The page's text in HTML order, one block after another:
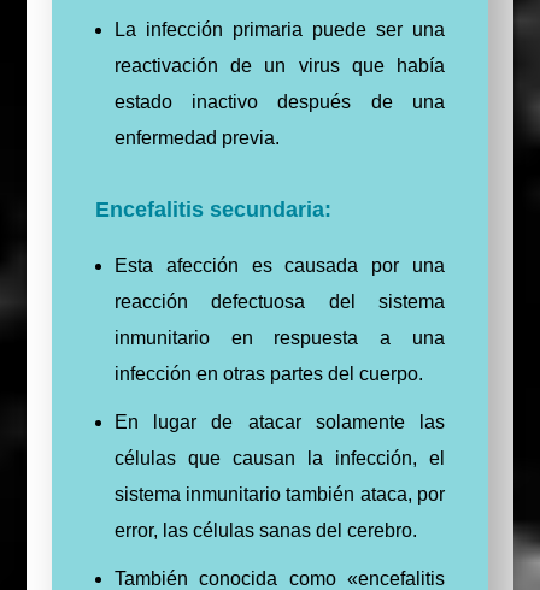
La infección primaria puede ser una
reactivación de un virus que había
estado inactivo después de una
enfermedad previa.
Encefalitis secundaria:
Esta afección es causada por una
reacción defectuosa del sistema
inmunitario en respuesta a una
infección en otras partes del cuerpo.
En lugar de atacar solamente las
células que causan la infección, el
sistema inmunitario también ataca, por
error, las células sanas del cerebro.
También conocida como «encefalitis